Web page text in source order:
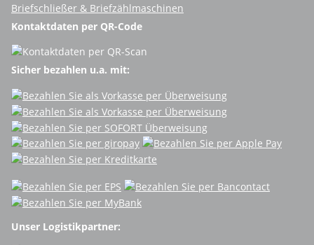
Briefschließer & Briefzählmaschinen
Kontaktdaten per QR-Code
Sicher bezahlen u.a. mit:
Unser Logistikpartner: